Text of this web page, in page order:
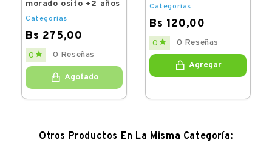
morado osito +2 años
Categorías
Bs 275,00
Price
0  0 Reseñas
Agotado
Categorías
Bs 120,00
Price
0  0 Reseñas
Agregar
Otros Productos En La Misma Categoría: